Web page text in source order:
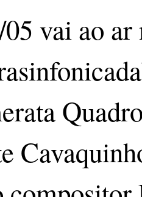
vai ao